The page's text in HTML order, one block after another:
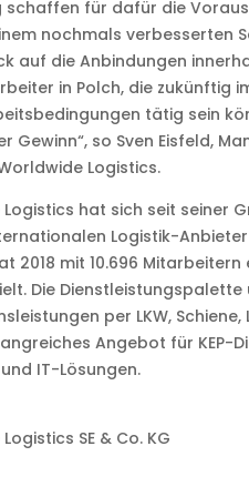
für dafür die
nochmals verbesserten
auf die Anbindungen
in Polch, die zukünftig
tätig sein
Gewinn“, so Sven Eisfeld,
Logistics.
hat sich seit seiner
Logistik-
2018 mit 10.696 Mitarbeitern
Die
per LKW,
Angebot für KEP-
IT-Lösungen.
SE & Co. KG